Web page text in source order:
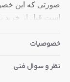
صورتی که این
است قبل از خرید
ارتفاع : 12 میلی متر
خصوصیات
نظر و سوال فنی